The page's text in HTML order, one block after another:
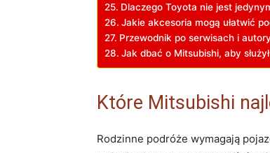
Dlaczego Toyota nie jest
Jakie akcesoria mogą ułatwić
Przewodnik po serwisach i
Jak dbać o Mitsubishi, aby
Które Mitsubishi
Rodzinne podróże wymagają